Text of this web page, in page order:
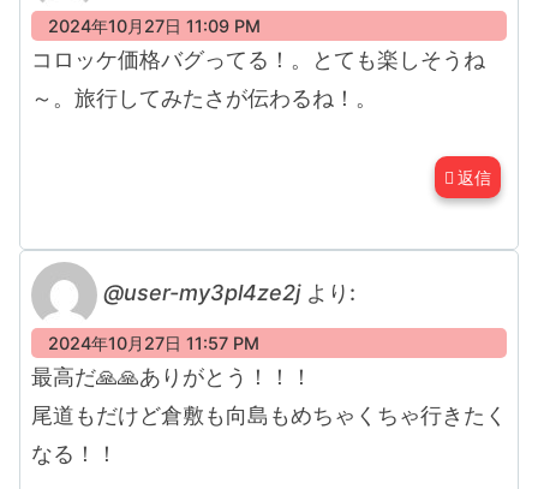
2024年10月27日 11:09 PM
コロッケ価格バグってる！。とても楽しそうね
～。旅行してみたさが伝わるね！。
返信
@user-my3pl4ze2j より:
2024年10月27日 11:57 PM
最高だ🙏🙏ありがとう！！！
尾道もだけど倉敷も向島もめちゃくちゃ行きたく
なる！！